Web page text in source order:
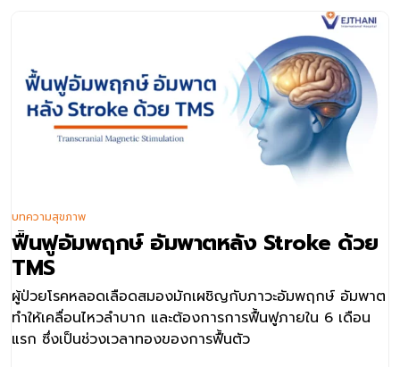
ฟื้นฟูอัมพฤกษ์ อัมพาตหลัง Stroke ด้วย
TMS
ผู้ป่วยโรคหลอดเลือดสมองมักเผชิญกับภาวะอัมพฤกษ์ อัมพาต
ทำให้เคลื่อนไหวลำบาก และต้องการการฟื้นฟูภายใน 6 เดือน
แรก ซึ่งเป็นช่วงเวลาทองของการฟื้นตัว
บทความสุขภาพ